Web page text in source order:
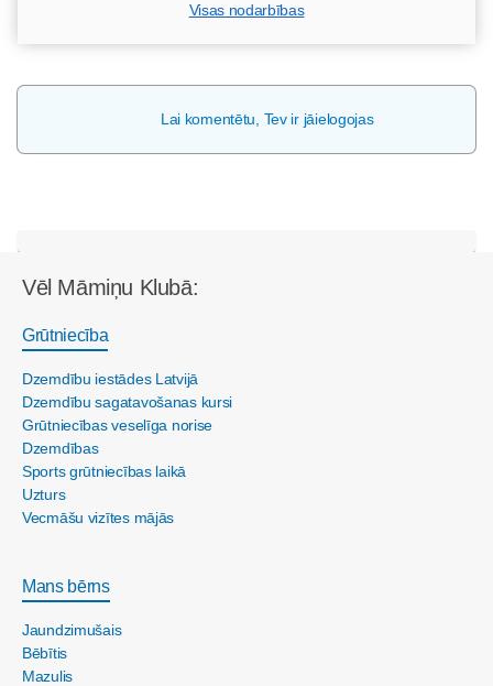
Visas nodarbības
Lai komentētu, Tev ir jāielogojas
Vēl Māmiņu Klubā:
Grūtniecība
Dzemdību iestādes Latvijā
Dzemdību sagatavošanas kursi
Grūtniecības veselīga norise
Dzemdības
Sports grūtniecības laikā
Uzturs
Vecmāšu vizītes mājās
Mans bērns
Jaundzimušais
Bēbītis
Mazulis